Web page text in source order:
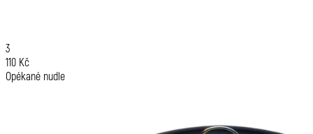
3
110 Kč
Opékané nudle